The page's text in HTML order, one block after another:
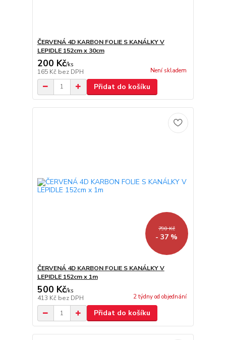
ČERVENÁ 4D KARBON FOLIE S KANÁLKY V
LEPIDLE 152cm x 30cm
200 Kč/ks
165 Kč bez DPH Není skladem
Přidat do košíku
790 Kč
- 37 %
ČERVENÁ 4D KARBON FOLIE S KANÁLKY V
LEPIDLE 152cm x 1m
500 Kč/ks
413 Kč bez DPH 2 týdny od objednání
Přidat do košíku